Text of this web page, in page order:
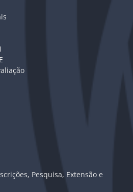
Pesquisa, Extensão e